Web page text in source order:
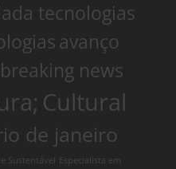
tecnologias
avanço
breaking news
Cultural
de janeiro
Sustentável Especialista em